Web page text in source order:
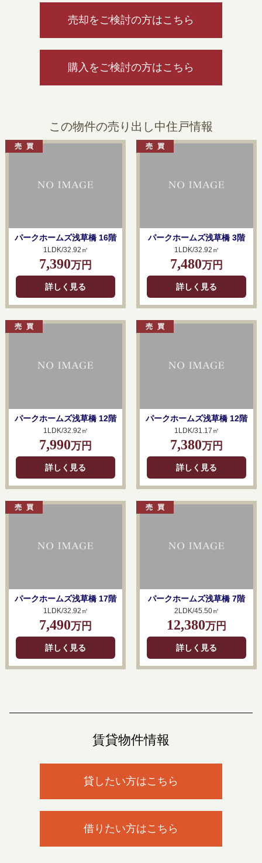
売却をご検討の方はこちら
購入をご検討の方はこちら
この物件の売り出し中住戸情報
パークホームズ浅草橋 16階
1LDK/32.92㎡
7,390万円
詳しく見る
パークホームズ浅草橋 3階
1LDK/32.92㎡
7,480万円
詳しく見る
パークホームズ浅草橋 12階
1LDK/32.92㎡
7,990万円
詳しく見る
パークホームズ浅草橋 12階
1LDK/31.17㎡
7,380万円
詳しく見る
パークホームズ浅草橋 17階
1LDK/32.92㎡
7,490万円
詳しく見る
パークホームズ浅草橋 7階
2LDK/45.50㎡
12,380万円
詳しく見る
賃貸物件情報
貸したい方はこちら
借りたい方はこちら